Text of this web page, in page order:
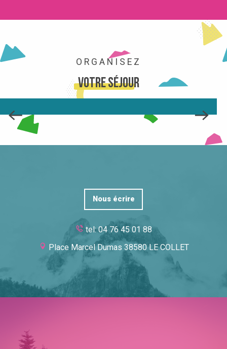
ORGANISEZ
Votre séjour
HÉBERGEMENTS
Nous écrire
tel: 04 76 45 01 88
Place Marcel Dumas 38580 LE COLLET